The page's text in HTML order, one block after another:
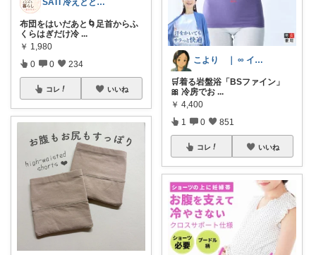
SATI 冷えととのう暮らし～温活生活～
布団をはいだあと🌀足首からふ
くらはぎだけ冷 ...
￥ 1,980
0 0 234
コレ いいね
こより ｜ ∞ イヤイライケレ ∞
🛒着る岩盤浴「BSファイン」
🎀 冷房でお ...
￥ 4,400
1 0 851
コレ いいね